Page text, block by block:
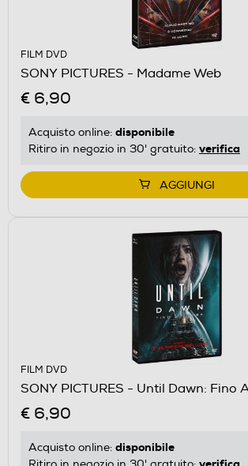
FILM DVD
SONY PICTURES - Madame Web
€ 6,90
Acquisto online: disponibile
Ritiro in negozio in 30' gratuito: verifica
AGGIUNGI
FILM DVD
SONY PICTURES - Until Dawn: Fino
€ 6,90
Acquisto online: disponibile